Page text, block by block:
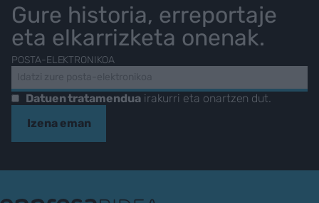
Gure historia, erreportaje
eta elkarrizketa onenak.
POSTA-ELEKTRONIKOA
Datuen tratamenduairakurri eta onartzen dut.
Izena eman